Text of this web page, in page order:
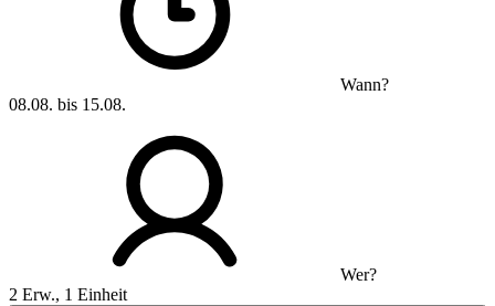
Wann?
08.08. bis 15.08.
Wer?
2 Erw., 1 Einheit